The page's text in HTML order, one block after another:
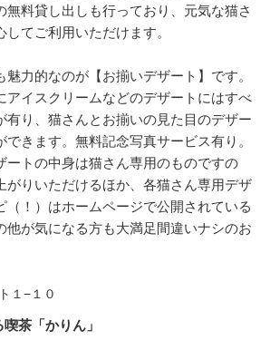
無料貸し出しも行っており、元気な猫さ
てご利用いただけます。
力的なのが【お揃いデザート】です。
アイスクリームなどのデザートにはすべ
有り、猫さんとお揃いの見た目のデザー
できます。無料記念写真サービス有り。
ートの中身は猫さん専用のものですの
がりいただけるほか、各猫さん専用デザ
（！）はホームページで公開されている
他が気になる方も大満足間違いナシのお
１−１０
茶「かりん」